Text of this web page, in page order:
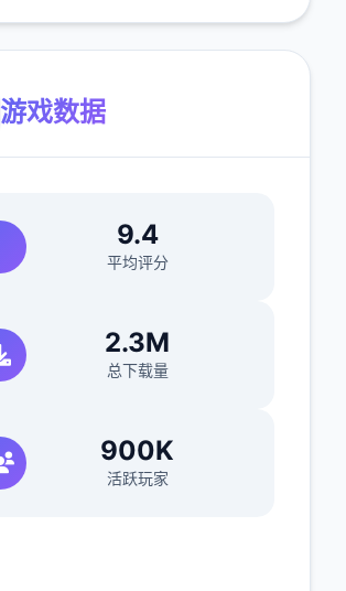
游戏数据
9.4
平均评分
2.3M
总下载量
900K
活跃玩家